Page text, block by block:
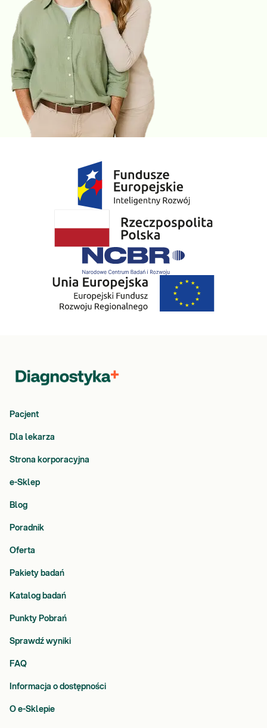
Pacjent
Dla lekarza
Strona korporacyjna
e-Sklep
Blog
Poradnik
Oferta
Pakiety badań
Katalog badań
Punkty Pobrań
Sprawdź wyniki
FAQ
Informacja o dostępności
O e-Sklepie